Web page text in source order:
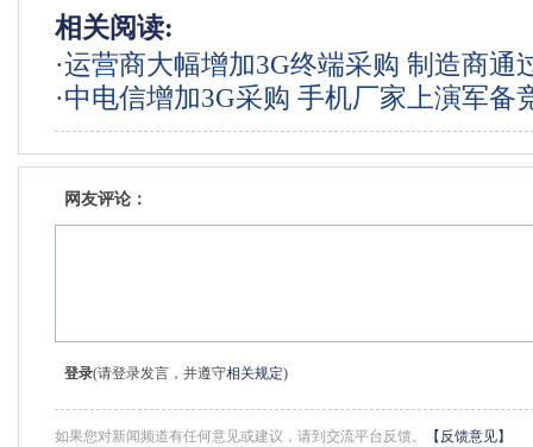
相关阅读:
·运营商大幅增加3G终端采购 制造商通
赁来实现增长
·中电信增加3G采购 手机厂家上演军备
网友评论：
登录(请登录发言，并遵守相关规定)
如果您对新闻频道有任何意见或建议，请到交流平台反馈。 【反馈意见】